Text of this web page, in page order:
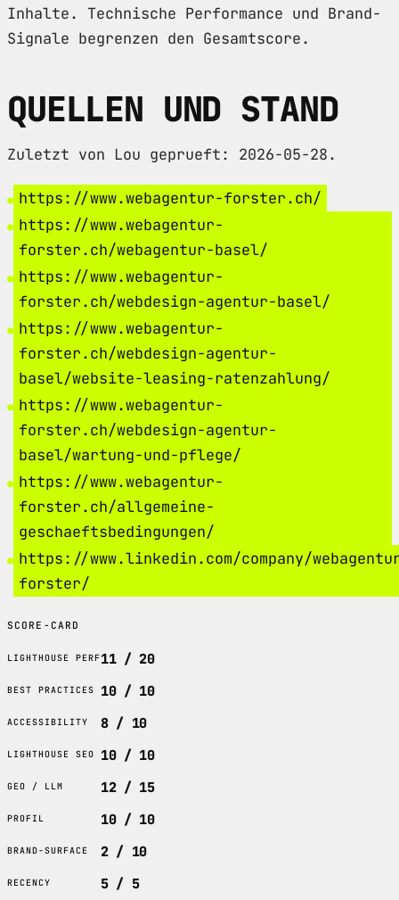
Inhalte. Technische Performance und Brand-
Signale begrenzen den Gesamtscore.
QUELLEN UND STAND
Zuletzt von Lou geprueft: 2026-05-28.
https://www.webagentur-forster.ch/
https://www.webagentur-
forster.ch/webagentur-basel/
https://www.webagentur-
forster.ch/webdesign-agentur-basel/
https://www.webagentur-
forster.ch/webdesign-agentur-
basel/website-leasing-ratenzahlung/
https://www.webagentur-
forster.ch/webdesign-agentur-
basel/wartung-und-pflege/
https://www.webagentur-
forster.ch/allgemeine-
geschaeftsbedingungen/
https://www.linkedin.com/company/
forster/
SCORE-CARD
LIGHTHOUSE PERF11 / 20
BEST PRACTICES 10 / 10
ACCESSIBILITY 8 / 10
LIGHTHOUSE SEO 10 / 10
GEO / LLM 12 / 15
PROFIL 10 / 10
BRAND-SURFACE 2 / 10
RECENCY 5 / 5